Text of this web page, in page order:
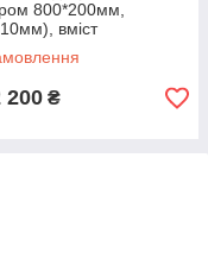
800*200мм,
вміст
99,98%
200 ₴